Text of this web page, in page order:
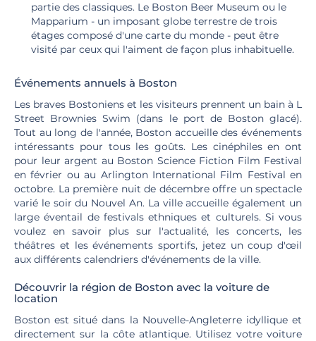
partie des classiques. Le Boston Beer Museum ou le
Mapparium - un imposant globe terrestre de trois
étages composé d'une carte du monde - peut être
visité par ceux qui l'aiment de façon plus inhabituelle.
Événements annuels à Boston
Les braves Bostoniens et les visiteurs prennent un bain à L
Street Brownies Swim (dans le port de Boston glacé).
Tout au long de l'année, Boston accueille des événements
intéressants pour tous les goûts. Les cinéphiles en ont
pour leur argent au Boston Science Fiction Film Festival
en février ou au Arlington International Film Festival en
octobre. La première nuit de décembre offre un spectacle
varié le soir du Nouvel An. La ville accueille également un
large éventail de festivals ethniques et culturels. Si vous
voulez en savoir plus sur l'actualité, les concerts, les
théâtres et les événements sportifs, jetez un coup d'œil
aux différents calendriers d'événements de la ville.
Découvrir la région de Boston avec la voiture de
location
Boston est situé dans la Nouvelle-Angleterre idyllique et
directement sur la côte atlantique. Utilisez votre voiture